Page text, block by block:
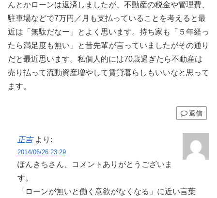
んとかローンは返済しましたが、不動産の税金や管理費、
駐車場などで7万円／月も支払っていることを考えると最
近は「無駄だなー」とよく思います。持ち家も「５年経っ
たら満足度も無い」と昔先輩が言っていましたがその通り
だと最近思います。私個人的には70歳過ぎたら不動産は
売り払って流動資産増やして賃貸暮らしもいいなと思って
ます。
返信
正吉 より:
2014/06/26 23:29
ぽんきちさん、コメントありがとうございま
す。
「ローンが無いと働く意欲がなくなる」に近い言葉